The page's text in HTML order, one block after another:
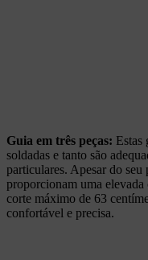
Guia em três peças: Estas
soldadas e tanto são
particulares. Apesar do seu
proporcionam uma
corte máximo de 63
confortável e precisa.